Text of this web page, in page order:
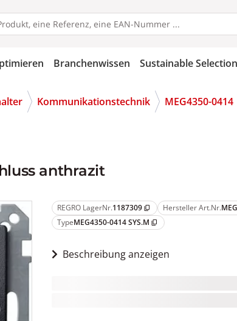
Branchenwissen Sustainable Selection
Kommunikationstechnik MEG4350-0414
anthrazit
REGRO LagerNr.1187309 content_copy Hersteller Art.Nr.
TypeMEG4350-0414 SYS.M content_copy
Beschreibung anzeigen